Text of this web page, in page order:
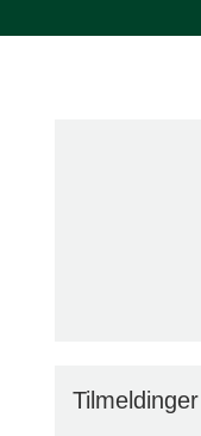
Tilmeldinger